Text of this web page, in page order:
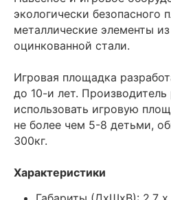
экологически безопасного
металлические элементы
оцинкованной стали.
Игровая площадка
до 10-и лет. Производитель
использовать игровую
не более чем 5-8 детьми,
300кг.
Характеристики